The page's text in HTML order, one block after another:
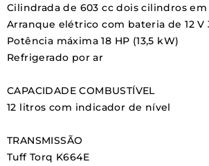
Cilindrada de 603 cc dois cilindros em
Arranque elétrico com bateria de 12 V
Potência máxima 18 HP (13,5 kW)
Refrigerado por ar
CAPACIDADE COMBUSTÍVEL
12 litros com indicador de nível
TRANSMISSÃO
Tuff Torq K664E